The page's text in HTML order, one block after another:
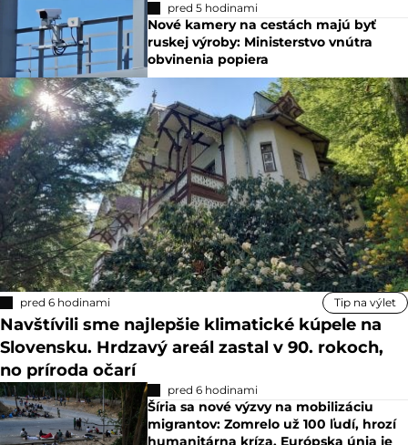
pred 5 hodinami
Nové kamery na cestách majú byť
ruskej výroby: Ministerstvo vnútra
obvinenia popiera
pred 6 hodinami Tip na výlet
Navštívili sme najlepšie klimatické kúpele na
Slovensku. Hrdzavý areál zastal v 90. rokoch,
no príroda očarí
pred 6 hodinami
Šíria sa nové výzvy na mobilizáciu
migrantov: Zomrelo už 100 ľudí, hrozí
humanitárna kríza. Európska únia je